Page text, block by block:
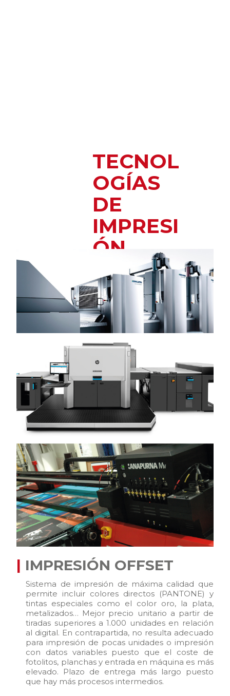
TECNOL
OGÍAS
DE
IMPRESI
ÓN
| IMPRESIÓN OFFSET
Sistema de impresión de máxima calidad que
permite incluir colores directos (PANTONE) y
tintas especiales como el color oro, la plata,
metalizados… Mejor precio unitario a partir de
tiradas superiores a 1.000 unidades en relación
al digital. En contrapartida, no resulta adecuado
para impresión de pocas unidades o impresión
con datos variables puesto que el coste de
fotolitos, planchas y entrada en máquina es más
elevado. Plazo de entrega más largo puesto
que hay más procesos intermedios.